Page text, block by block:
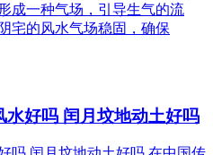
成一种气场，引导生气的流
宅的风水气场稳固，确保
水好吗 闰月坟地动土好吗